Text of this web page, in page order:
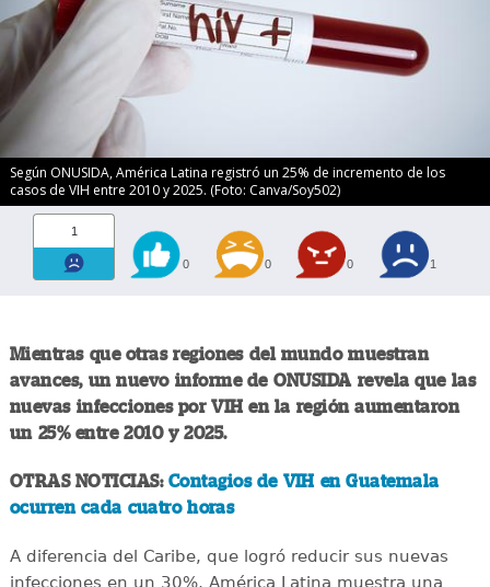
Según ONUSIDA, América Latina registró un 25% de incremento de los
casos de VIH entre 2010 y 2025. (Foto: Canva/Soy502)
1
0 0 0 1
Mientras que otras regiones del mundo muestran
avances, un nuevo informe de ONUSIDA revela que las
nuevas infecciones por VIH en la región aumentaron
un 25% entre 2010 y 2025.
OTRAS NOTICIAS: Contagios de VIH en Guatemala
ocurren cada cuatro horas
A diferencia del Caribe, que logró reducir sus nuevas
infecciones en un 30%, América Latina muestra una